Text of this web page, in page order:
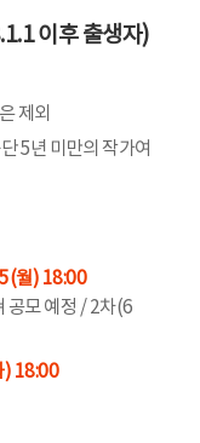
이후 출생자)
제외
5년 미만의 작가여
월) 18:00
공모 예정 / 2차(6
) 18:00